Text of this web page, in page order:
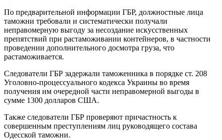
По предварительной информации ГБР, должностные лица
таможни требовали и систематически получали
неправомерную выгоду за несоздание искусственных
препятствий при растаможивании контейнеров, в частности
проведении дополнительного досмотра груза, что
растаможивается.
Следователи ГБР задержали таможенника в порядке ст. 208
Уголовно-процессуального кодекса Украины во время
получения им очередной части неправомерной выгоды в
сумме 1300 долларов США.
Также следователи ГБР проверяют причастность к
совершенным преступлениям лиц руководящего состава
Одесской таможни.